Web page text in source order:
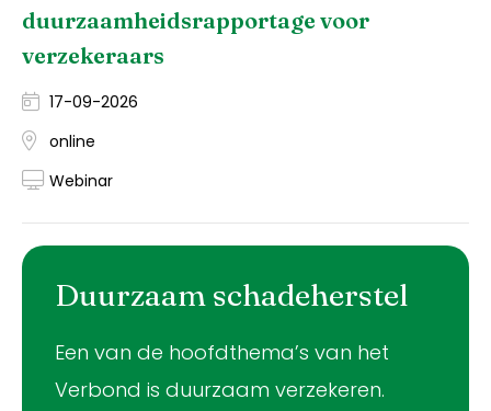
duurzaamheidsrapportage voor
verzekeraars
17-09-2026
online
Webinar
Duurzaam schadeherstel
Een van de hoofdthema’s van het
Verbond is duurzaam verzekeren.